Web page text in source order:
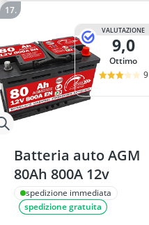
VALUTAZIONE
9,0
Ottimo
9
Batteria auto AGM
80Ah 800A 12v
spedizione immediata
spedizione gratuita